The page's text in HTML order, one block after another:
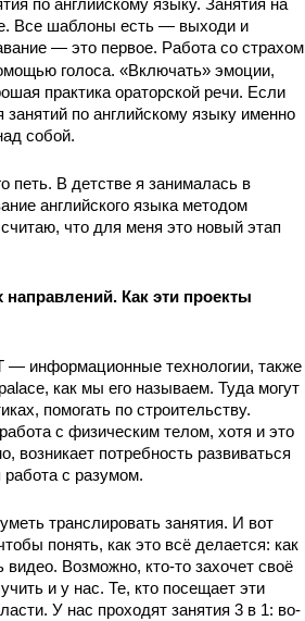
по английскому языку. Занятия на
Все шаблоны есть — выходи и
— это первое. Работа со страхом
голоса. «Включать» эмоции,
практика ораторской речи. Если
по английскому языку именно
собой.
петь. В детстве я занималась в
английского языка методом
что для меня это новый этап
Как эти проекты
— информационные технологии, также
как мы его называем. Туда могут
помогать по строительству.
с физическим телом, хотя и это
возникает потребность развиваться
с разумом.
транслировать занятия. И вот
понять, как это всё делается: как
видео. Возможно, кто-то захочет своё
и у нас. Те, кто посещает эти
У нас проходят занятия 3 в 1: во-